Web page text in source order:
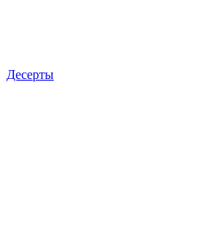
Десерты